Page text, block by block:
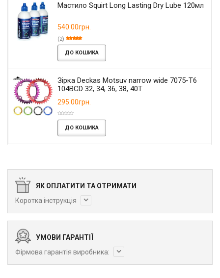
Мастило Squirt Long Lasting Dry Lube 120мл
540.00грн.
(2)
ДО КОШИКА
Зірка Deckas Motsuv narrow wide 7075-T6
104BCD 32, 34, 36, 38, 40T
295.00грн.
ДО КОШИКА
ЯК ОПЛАТИТИ ТА ОТРИМАТИ
Коротка інструкція
УМОВИ ГАРАНТІЇ
Фірмова гарантія виробника: